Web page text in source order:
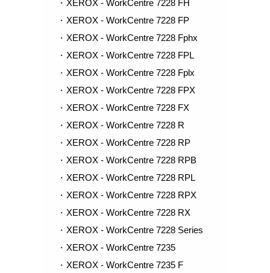
XEROX - WorkCentre 7228 FH
XEROX - WorkCentre 7228 FP
XEROX - WorkCentre 7228 Fphx
XEROX - WorkCentre 7228 FPL
XEROX - WorkCentre 7228 Fplx
XEROX - WorkCentre 7228 FPX
XEROX - WorkCentre 7228 FX
XEROX - WorkCentre 7228 R
XEROX - WorkCentre 7228 RP
XEROX - WorkCentre 7228 RPB
XEROX - WorkCentre 7228 RPL
XEROX - WorkCentre 7228 RPX
XEROX - WorkCentre 7228 RX
XEROX - WorkCentre 7228 Series
XEROX - WorkCentre 7235
XEROX - WorkCentre 7235 F